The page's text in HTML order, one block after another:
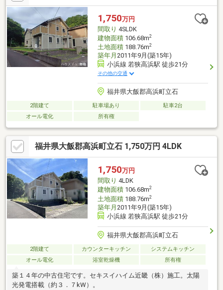
1,750万円
間取り 4SLDK
建物面積106.68m2
土地面積188.76m2
築年月 2011年9月(築15年)
小浜線 若狭高浜駅 徒歩21分
その他の交通
福井県大飯郡高浜町立石
2階建て 駐車場あり
駐車2台
オール電化
所有権
福井県大飯郡高浜町立石 1,750万円 4LDK
1,750万円
間取り 4LDK
建物面積106.68m2
土地面積188.76m2
築年月 2011年9月(築15年)
小浜線 若狭高浜駅 徒歩21分
福井県大飯郡高浜町立石
2階建て カウンターキッチン
システムキッチン
オール電化
浴室乾燥機 所有権
築１４年の中古住宅です。セキスイハイム近畿（株）施工。太陽
光発電搭載（約３．７kW）。